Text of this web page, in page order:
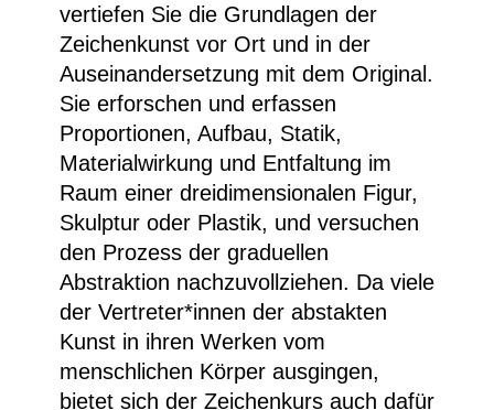
vertiefen Sie die Grundlagen der
Zeichenkunst vor Ort und in der
Auseinandersetzung mit dem Original.
Sie erforschen und erfassen
Proportionen, Aufbau, Statik,
Materialwirkung und Entfaltung im
Raum einer dreidimensionalen Figur,
Skulptur oder Plastik, und versuchen
den Prozess der graduellen
Abstraktion nachzuvollziehen. Da viele
der Vertreter*innen der abstakten
Kunst in ihren Werken vom
menschlichen Körper ausgingen,
bietet sich der Zeichenkurs auch dafür